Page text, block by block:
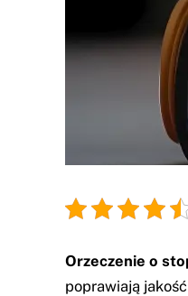
Orzeczenie o
poprawiają